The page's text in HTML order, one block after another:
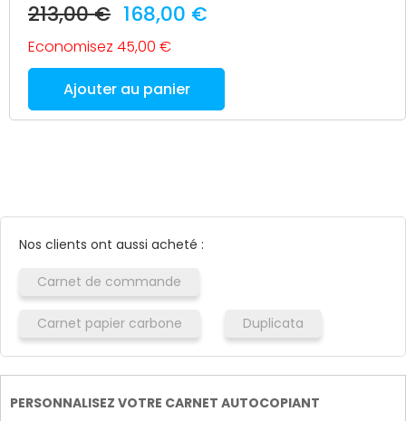
213,00 € 168,00 €
Economisez 45,00 €
Ajouter au panier
Nos clients ont aussi acheté :
Carnet de commande
Carnet papier carbone Duplicata
PERSONNALISEZ VOTRE CARNET AUTOCOPIANT